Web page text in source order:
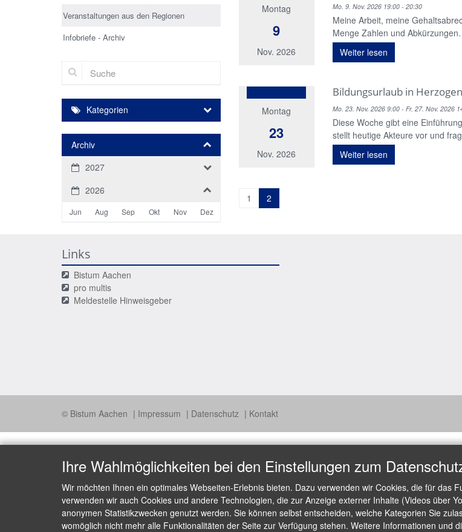
Montag
9
Nov. 2026
Mo. 9. Nov. 2026 19:00 - 20:30
Meine Arbeit, meine
Menge Zahlen und
Weiter lesen
Montag
23
Nov. 2026
Bildungsurlaub in
Mo. 23. Nov. 2026 9:00 - Fr. 27. Nov. 2026
Diese Woche gibt eine
stellt heutige Akteure vor und
Weiter lesen
1 2
Veranstaltungen aus den Regionen
Infobriefe - Archiv
Suche
Kategorien
Archiv
2027
2026
Jun Aug Sep Okt Nov Dez
Links
Bistum Aachen
pro multis
Meldestelle Hinweisgeber
© Bistum Aachen Impressum Datenschutz Kontakt
Ihre Wahlmöglichkeiten bei den Einstellungen zum
Wir möchten Ihnen ein optimales Webseiten-Erlebnis bieten. Dazu verwenden wir Cookies, die für das
verwenden wir auch Cookies und andere Technologien, die zur Anzeige externer Inhalte (Videos über
anonymen Statistikzwecken genutzt werden. Sie können selbst entscheiden, welche Kategorien Sie
womöglich nicht mehr alle Funktionalitäten der Seite zur Verfügung stehen. Weitere Informationen und